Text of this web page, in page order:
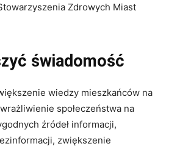
Zdrowych Miast
świadomość
wiedzy mieszkańców na
społeczeństwa na
źródeł informacji,
zwiększenie